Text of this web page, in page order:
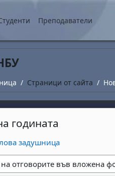
съдържание
Преподаватели
Страници от сайта
годината
задушница